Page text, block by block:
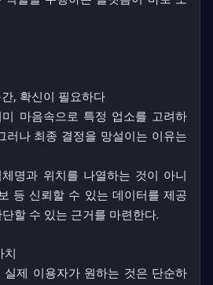
, 확신이 필요하다
마음속으로 특정 업소를 고려하
러나 최종 결정을 망설이는 이유는
명과 위치를 나열하는 것이 아니
등 신뢰할 수 있는 데이터를 제공
할 수 있는 근거를 마련한다.
치
실제 이용자가 원하는 것은 단순하